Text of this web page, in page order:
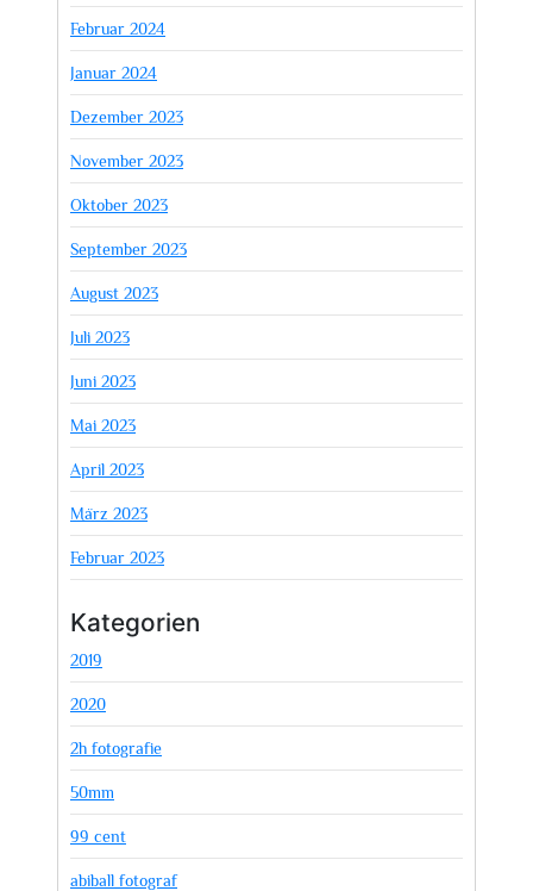
Februar 2024
Januar 2024
Dezember 2023
November 2023
Oktober 2023
September 2023
August 2023
Juli 2023
Juni 2023
Mai 2023
April 2023
März 2023
Februar 2023
Kategorien
2019
2020
2h fotografie
50mm
99 cent
abiball fotograf